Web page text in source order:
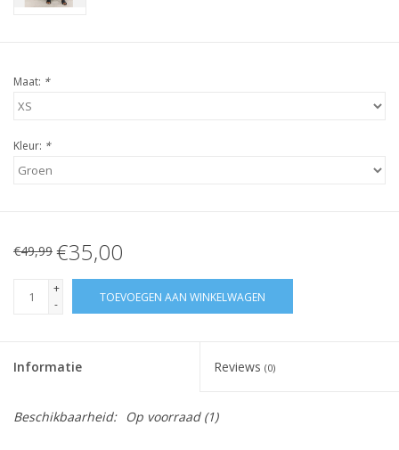
Maat: *
Kleur: *
€49,99 €35,00
+
-
TOEVOEGEN AAN WINKELWAGEN
Informatie Reviews (0)
Beschikbaarheid: Op voorraad(1)